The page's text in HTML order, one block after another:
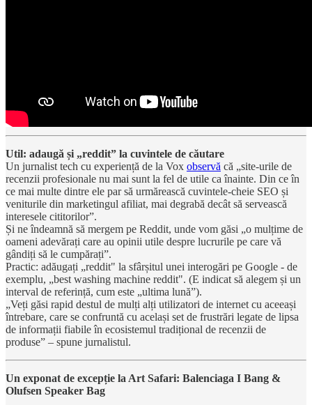
Util: adaugă și „reddit” la cuvintele de căutare
Un jurnalist tech cu experiență de la Vox observă că „site-urile de
recenzii profesionale nu mai sunt la fel de utile ca înainte. Din ce în
ce mai multe dintre ele par să urmărească cuvintele-cheie SEO și
veniturile din marketingul afiliat, mai degrabă decât să servească
interesele cititorilor”.
Și ne îndeamnă să mergem pe Reddit, unde vom găsi „o mulțime de
oameni adevărați care au opinii utile despre lucrurile pe care vă
gândiți să le cumpărați”.
Practic: adăugați „reddit" la sfârșitul unei interogări pe Google - de
exemplu, „best washing machine reddit". (E indicat să alegem și un
interval de referință, cum este „ultima lună”).
„Veți găsi rapid destul de mulți alți utilizatori de internet cu aceeași
întrebare, care se confruntă cu același set de frustrări legate de lipsa
de informații fiabile în ecosistemul tradițional de recenzii de
produse” – spune jurnalistul.
Un exponat de excepție la Art Safari: Balenciaga I Bang &
Olufsen Speaker Bag